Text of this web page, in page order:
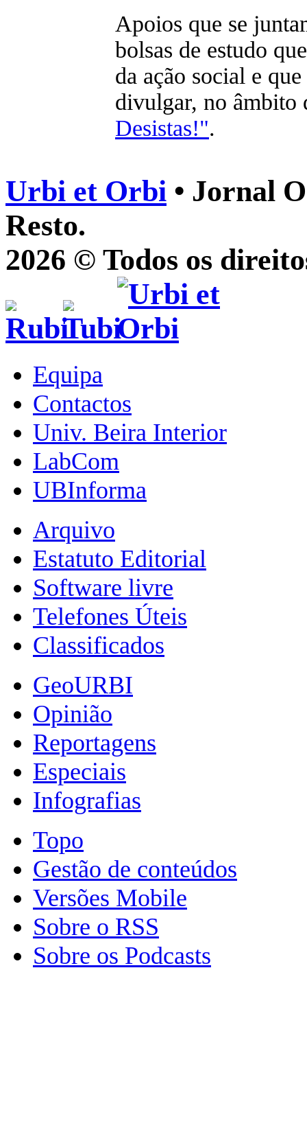
Apoios que se
bolsas de estudo
da ação social e
divulgar, no âmbito
Desistas!".
Urbi et Orbi • Jornal
Resto.
2026 © Todos os
Equipa
Contactos
Univ. Beira Interior
LabCom
UBInforma
Arquivo
Estatuto Editorial
Software livre
Telefones Úteis
Classificados
GeoURBI
Opinião
Reportagens
Especiais
Infografias
Topo
Gestão de conteúdos
Versões Mobile
Sobre o RSS
Sobre os Podcasts